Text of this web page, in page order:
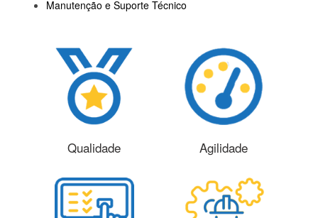
Manutenção e Suporte Técnico
Qualidade Agilidade